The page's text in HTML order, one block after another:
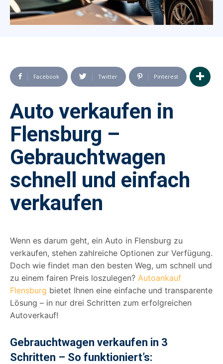
Facebook Twitter Pinterest
Auto verkaufen in
Flensburg –
Gebrauchtwagen
schnell und einfach
verkaufen
Wenn es darum geht, ein Auto in Flensburg zu
verkaufen, stehen zahlreiche Optionen zur Verfügung.
Doch wie findet man den besten Weg, um schnell und
zu einem fairen Preis loszulegen? Autoankauf
Flensburg bietet Ihnen eine einfache und transparente
Lösung – in nur drei Schritten zum erfolgreichen
Autoverkauf!
Gebrauchtwagen verkaufen in 3
Schritten – So funktioniert’s: